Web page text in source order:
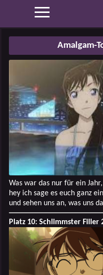
Amalgam-
Was war das nur für ein
hey ich sage es euch ganz
und sehen uns an, was uns
Platz 10: Schlimmster Filler